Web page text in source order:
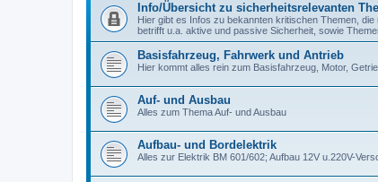
Info/Übersicht zu sicherheitsrelevanten
Hier gibt es Infos zu bekannten kritischen Themen,
betrifft u.a. aktive und passive Sicherheit, sowie
Basisfahrzeug, Fahrwerk und Antrieb
Hier kommt alles rein zum Basisfahrzeug, Motor,
Auf- und Ausbau
Alles zum Thema Auf- und Ausbau
Aufbau- und Bordelektrik
Alles zur Elektrik BM 601/602; Aufbau 12V u.220V-